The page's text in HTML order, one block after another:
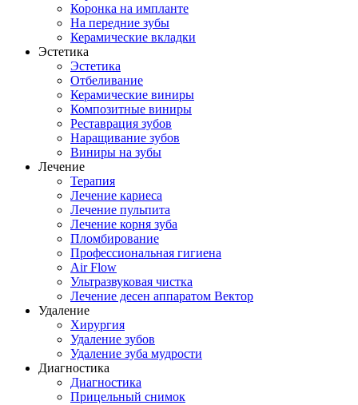
Коронка на импланте
На передние зубы
Керамические вкладки
Эстетика
Эстетика
Отбеливание
Керамические виниры
Композитные виниры
Реставрация зубов
Наращивание зубов
Виниры на зубы
Лечение
Терапия
Лечение кариеса
Лечение пульпита
Лечение корня зуба
Пломбирование
Профессиональная гигиена
Air Flow
Ультразвуковая чистка
Лечение десен аппаратом Вектор
Удаление
Хирургия
Удаление зубов
Удаление зуба мудрости
Диагностика
Диагностика
Прицельный снимок